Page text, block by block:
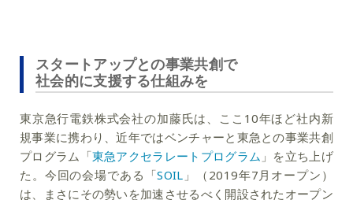
スタートアップとの事業共創で
社会的に支援する仕組みを
東京急行電鉄株式会社の加藤氏は、ここ10年ほど社内新
規事業に携わり、近年ではベンチャーと東急との事業共創
プログラム「東急アクセラレートプログラム 」を立ち上げ
た。今回の会場である「SOIL 」（2019年7月オープン）
は、まさにその勢いを加速させるべく開設されたオープン